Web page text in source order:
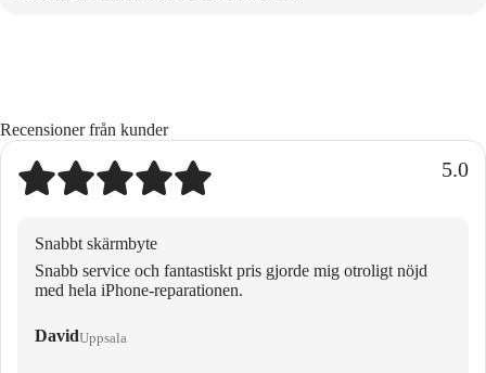
Recensioner från kunder
5.0
Snabbt skärmbyte
Snabb service och fantastiskt pris gjorde mig otroligt nöjd
med hela iPhone-reparationen.
DavidUppsala